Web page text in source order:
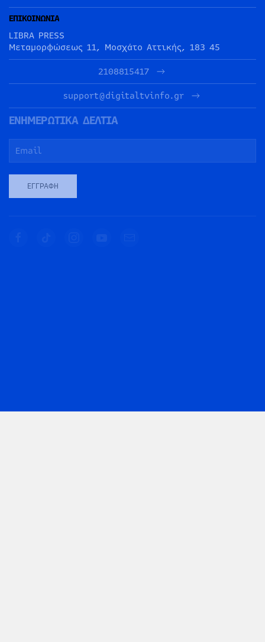
ΕΠΙΚΟΙΝΩΝΙΑ
LIBRA PRESS
Μεταμορφώσεως 11, Μοσχάτο Αττικής, 183 45
2108815417
support@digitaltvinfo.gr
ΕΝΗΜΕΡΩΤΙΚΑ ΔΕΛΤΙΑ
ΕΓΓΡΑΦΉ